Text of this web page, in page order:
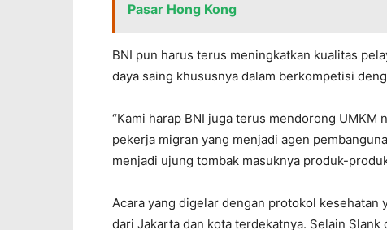
Pasar Hong Kong
BNI pun harus terus meningkatkan kualitas
daya saing khususnya dalam berkompetisi
“Kami harap BNI juga terus mendorong
pekerja migran yang menjadi agen
menjadi ujung tombak masuknya produk-
Acara yang digelar dengan protokol
dari Jakarta dan kota terdekatnya. Selain